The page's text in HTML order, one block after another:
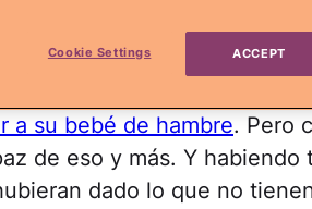
creer que una madre
a su bebé de hambre. Pero
de eso y más. Y habiendo
dado lo que no
Cookie Settings ACCEPT